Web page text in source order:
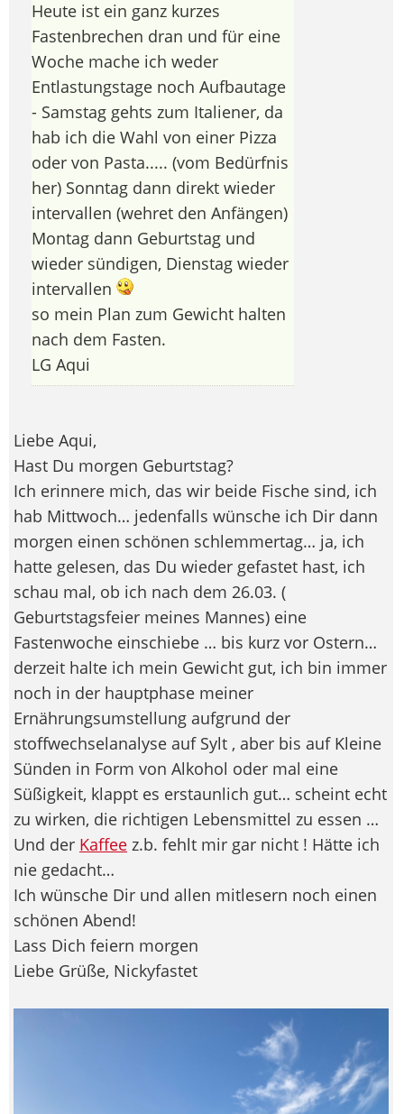
Heute ist ein ganz kurzes
Fastenbrechen dran und für eine
Woche mache ich weder
Entlastungstage noch Aufbautage
- Samstag gehts zum Italiener, da
hab ich die Wahl von einer Pizza
oder von Pasta..... (vom Bedürfnis
her) Sonntag dann direkt wieder
intervallen (wehret den Anfängen)
Montag dann Geburtstag und
wieder sündigen, Dienstag wieder
intervallen
so mein Plan zum Gewicht halten
nach dem Fasten.
LG Aqui
Liebe Aqui,
Hast Du morgen Geburtstag?
Ich erinnere mich, das wir beide Fische sind, ich
hab Mittwoch… jedenfalls wünsche ich Dir dann
morgen einen schönen schlemmertag… ja, ich
hatte gelesen, das Du wieder gefastet hast, ich
schau mal, ob ich nach dem 26.03. (
Geburtstagsfeier meines Mannes) eine
Fastenwoche einschiebe … bis kurz vor Ostern…
derzeit halte ich mein Gewicht gut, ich bin immer
noch in der hauptphase meiner
Ernährungsumstellung aufgrund der
stoffwechselanalyse auf Sylt , aber bis auf Kleine
Sünden in Form von Alkohol oder mal eine
Süßigkeit, klappt es erstaunlich gut… scheint echt
zu wirken, die richtigen Lebensmittel zu essen …
Und der Kaffee z.b. fehlt mir gar nicht ! Hätte ich
nie gedacht…
Ich wünsche Dir und allen mitlesern noch einen
schönen Abend!
Lass Dich feiern morgen
Liebe Grüße, Nickyfastet